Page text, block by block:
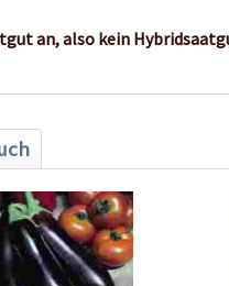
an, also kein